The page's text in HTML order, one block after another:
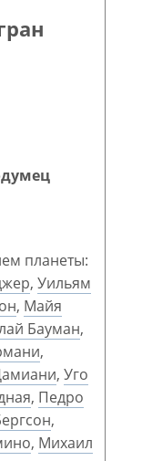
планеты:
, Уильям
, Майя
Бауман,
,
, Уго
, Педро
,
, Михаил